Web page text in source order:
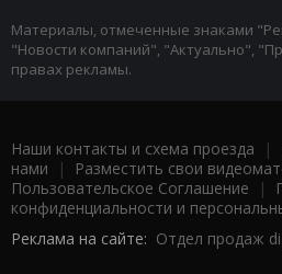
Материалы, отмеченные знаками
"Новости компаний", "Актуально",
правах рекламы.
Наши контакты и схема проезда |
нами | Разместить свои
Пользовательское Соглашение |
конфиденциальности и
Реклама на сайте: Отдел продаж